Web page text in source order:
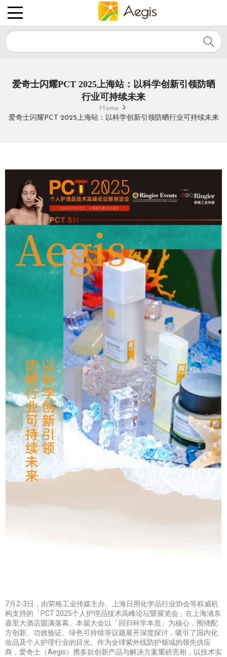
爱奇士
爱奇士闪耀PCT 2025上海站：以科学创新引领防晒
行业可持续未来
Home
爱奇士闪耀PCT 2025上海站：以科学创新引领防晒行业可持续未来
7月2-3日，由荣格工业传媒主办、上海日用化学品行业协会等权威机
构支持的「PCT 2025个人护理品技术高峰论坛暨展览会」在上海浦东
嘉里大酒店圆满落幕。本届大会以「回归科学本质」为核心，围绕配
方创新、功效验证、绿色可持续等议题展开深度探讨，吸引了国内化
妆品及个人护理行业的目光。作为全球紫外线防护领域的领先供应
商，爱奇士（Aegis）携多款创新产品与解决方案重磅亮相，以技术实